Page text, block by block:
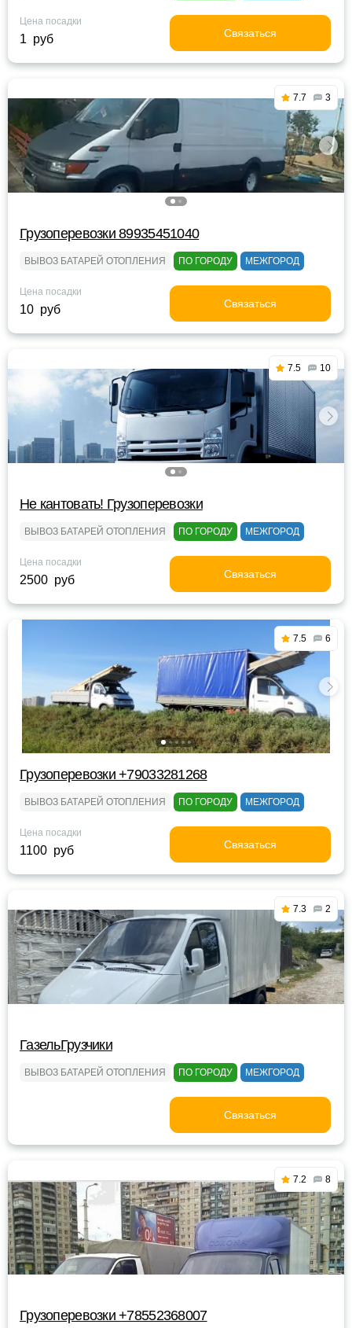
Цена посадки
1 руб Связаться
7.7 3
Грузоперевозки 89935451040
ВЫВОЗ БАТАРЕЙ ОТОПЛЕНИЯ ПО ГОРОДУ МЕЖГОРОД
Цена посадки
10 руб Связаться
7.5 10
Не кантовать! Грузоперевозки
ВЫВОЗ БАТАРЕЙ ОТОПЛЕНИЯ ПО ГОРОДУ МЕЖГОРОД
Цена посадки
2500 руб Связаться
7.5 6
Грузоперевозки +79033281268
ВЫВОЗ БАТАРЕЙ ОТОПЛЕНИЯ ПО ГОРОДУ МЕЖГОРОД
Цена посадки
1100 руб Связаться
7.3 2
ГазельГрузчики
ВЫВОЗ БАТАРЕЙ ОТОПЛЕНИЯ ПО ГОРОДУ МЕЖГОРОД
Связаться
7.2 8
Грузоперевозки +78552368007